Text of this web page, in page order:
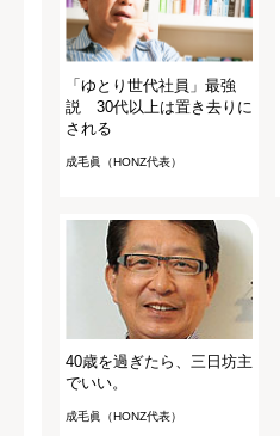
「ゆとり世代社員」最強
説 30代以上は置き去りに
される
成毛眞（HONZ代表）
40歳を過ぎたら、三日坊主
でいい。
成毛眞（HONZ代表）